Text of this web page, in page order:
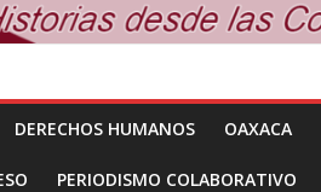
DERECHOS HUMANOS OAXACA
PERIODISMO COLABORATIVO